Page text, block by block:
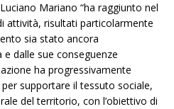
Mariano “ha raggiunto nel
attività, risultati particolarmente
sia stato ancora
dalle sue conseguenze
ha progressivamente
supportare il tessuto sociale,
del territorio, con l’obiettivo di